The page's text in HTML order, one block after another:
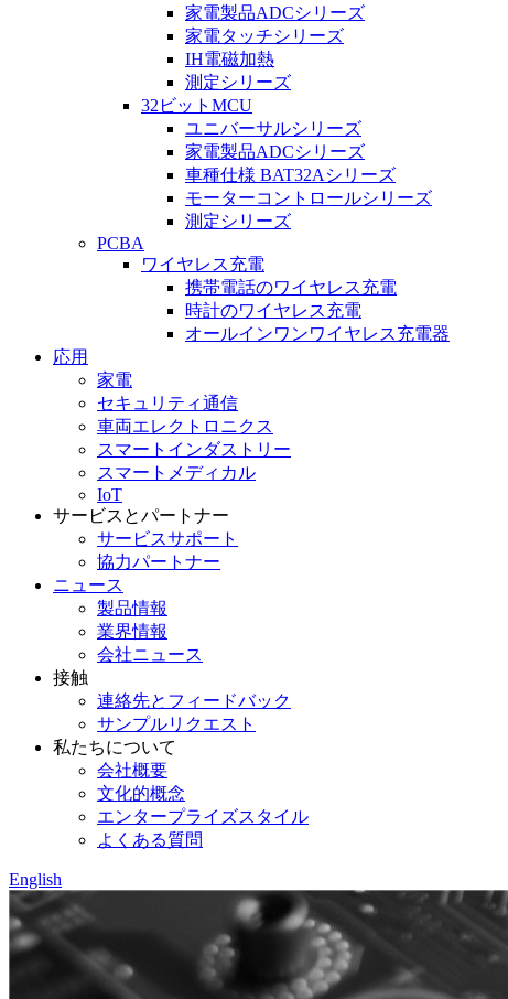
家電製品ADCシリーズ
家電タッチシリーズ
IH電磁加熱
測定シリーズ
32ビットMCU
ユニバーサルシリーズ
家電製品ADCシリーズ
車種仕様 BAT32Aシリーズ
モーターコントロールシリーズ
測定シリーズ
PCBA
ワイヤレス充電
携帯電話のワイヤレス充電
時計のワイヤレス充電
オールインワンワイヤレス充電器
応用
家電
セキュリティ通信
車両エレクトロニクス
スマートインダストリー
スマートメディカル
IoT
サービスとパートナー
サービスサポート
協力パートナー
ニュース
製品情報
業界情報
会社ニュース
接触
連絡先とフィードバック
サンプルリクエスト
私たちについて
会社概要
文化的概念
エンタープライズスタイル
よくある質問
English